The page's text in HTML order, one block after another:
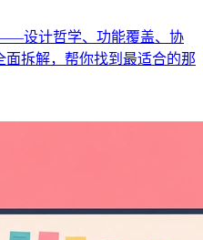
设计哲学、功能覆盖、协
拆解，帮你找到最适合的那